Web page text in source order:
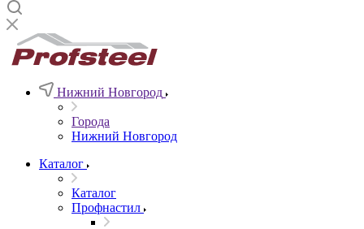
Нижний Новгород
Города
Нижний Новгород
Каталог
Каталог
Профнастил